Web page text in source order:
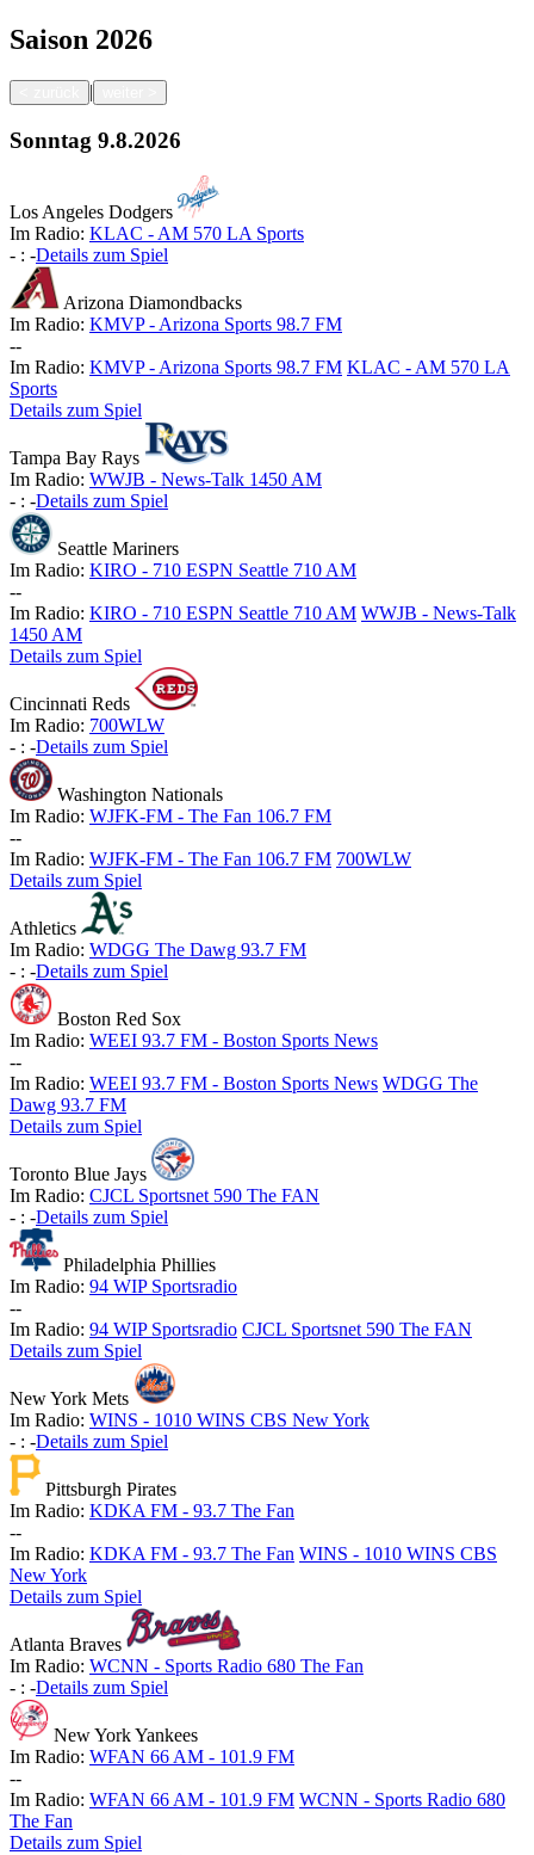
Saison 2026
|
Sonntag 9.8.2026
Los Angeles Dodgers
Im Radio: KLAC - AM 570 LA Sports
- : -Details zum Spiel
Arizona Diamondbacks
Im Radio: KMVP - Arizona Sports 98.7 FM
--
Im Radio: KMVP - Arizona Sports 98.7 FM KLAC - AM 570 LA
Sports
Details zum Spiel
Tampa Bay Rays
Im Radio: WWJB - News-Talk 1450 AM
- : -Details zum Spiel
Seattle Mariners
Im Radio: KIRO - 710 ESPN Seattle 710 AM
--
Im Radio: KIRO - 710 ESPN Seattle 710 AM WWJB - News-Talk
1450 AM
Details zum Spiel
Cincinnati Reds
Im Radio: 700WLW
- : -Details zum Spiel
Washington Nationals
Im Radio: WJFK-FM - The Fan 106.7 FM
--
Im Radio: WJFK-FM - The Fan 106.7 FM 700WLW
Details zum Spiel
Athletics
Im Radio: WDGG The Dawg 93.7 FM
- : -Details zum Spiel
Boston Red Sox
Im Radio: WEEI 93.7 FM - Boston Sports News
--
Im Radio: WEEI 93.7 FM - Boston Sports News WDGG The
Dawg 93.7 FM
Details zum Spiel
Toronto Blue Jays
Im Radio: CJCL Sportsnet 590 The FAN
- : -Details zum Spiel
Philadelphia Phillies
Im Radio: 94 WIP Sportsradio
--
Im Radio: 94 WIP Sportsradio CJCL Sportsnet 590 The FAN
Details zum Spiel
New York Mets
Im Radio: WINS - 1010 WINS CBS New York
- : -Details zum Spiel
Pittsburgh Pirates
Im Radio: KDKA FM - 93.7 The Fan
--
Im Radio: KDKA FM - 93.7 The Fan WINS - 1010 WINS CBS
New York
Details zum Spiel
Atlanta Braves
Im Radio: WCNN - Sports Radio 680 The Fan
- : -Details zum Spiel
New York Yankees
Im Radio: WFAN 66 AM - 101.9 FM
--
Im Radio: WFAN 66 AM - 101.9 FM WCNN - Sports Radio 680
The Fan
Details zum Spiel